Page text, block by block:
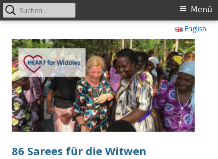
zum
Inhalt
English
HEART for Widows International
Self-empowerment programs for widows
Primäres
Menü
Menü
Suche
nach:
86 Sarees für die Witwen